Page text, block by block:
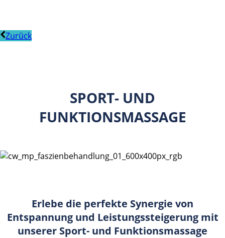
Zurück
SPORT- UND
FUNKTIONSMASSAGE
Erlebe die perfekte Synergie von
Entspannung und Leistungssteigerung mit
unserer Sport- und Funktionsmassage